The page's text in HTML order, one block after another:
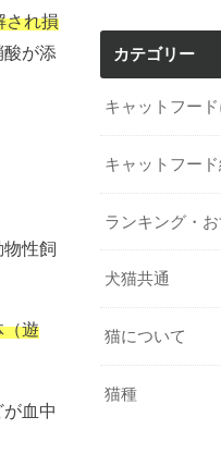
され損
が添
性飼
（遊
血中
カテゴリー
キャットフー
キャットフー
ランキング・
犬猫共通
猫について
猫種